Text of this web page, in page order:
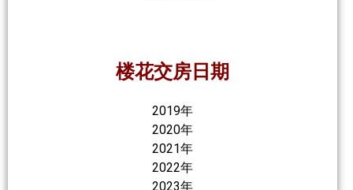
楼花交房日期
2019年
2020年
2021年
2022年
2023年